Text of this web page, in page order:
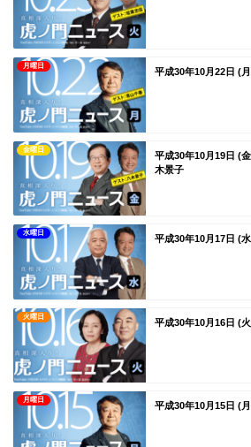
月曜日
平成30年10月22日 (
金曜日
平成30年10月19日 (
木景子
水曜日
平成30年10月17日 (
火曜日
平成30年10月16日 (
月曜日
平成30年10月15日 (